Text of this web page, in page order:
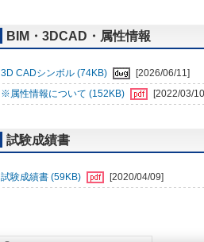
BIM・3DCAD・属性情報
3D CADシンボル (74KB)
[2026/06/11]
※属性情報について (152KB)
[2022/03/
試験成績書
試験成績書 (59KB) [2020/04/09]